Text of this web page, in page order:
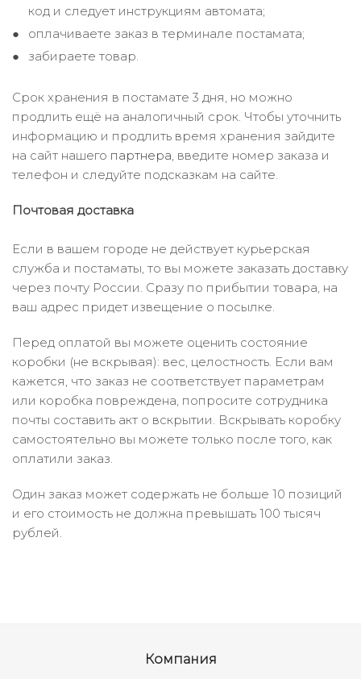
код и следует инструкциям автомата;
оплачиваете заказ в терминале постамата;
забираете товар.
Срок хранения в постамате 3 дня, но можно
продлить ещё на аналогичный срок. Чтобы уточнить
информацию и продлить время хранения зайдите
на сайт нашего партнера, введите номер заказа и
телефон и следуйте подсказкам на сайте.
Почтовая доставка
Если в вашем городе не действует курьерская
служба и постаматы, то вы можете заказать доставку
через почту России. Сразу по прибытии товара, на
ваш адрес придет извещение о посылке.
Перед оплатой вы можете оценить состояние
коробки (не вскрывая): вес, целостность. Если вам
кажется, что заказ не соответствует параметрам
или коробка повреждена, попросите сотрудника
почты составить акт о вскрытии. Вскрывать коробку
самостоятельно вы можете только после того, как
оплатили заказ.
Один заказ может содержать не больше 10 позиций
и его стоимость не должна превышать 100 тысяч
рублей.
Компания